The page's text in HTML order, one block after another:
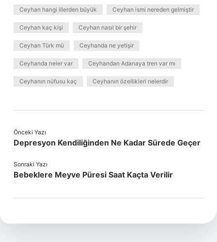
Ceyhan hangi illerden büyük Ceyhan ismi nereden gelmiştir
Ceyhan kaç kişi Ceyhan nasıl bir şehir
Ceyhan Türk mü Ceyhanda ne yetişir
Ceyhanda neler var Ceyhandan Adanaya tren var mı
Ceyhanın nüfusu kaç Ceyhanın özellikleri nelerdir
Önceki Yazı
Depresyon Kendiliğinden Ne Kadar Sürede Geçer
Sonraki Yazı
Bebeklere Meyve Püresi Saat Kaçta Verilir